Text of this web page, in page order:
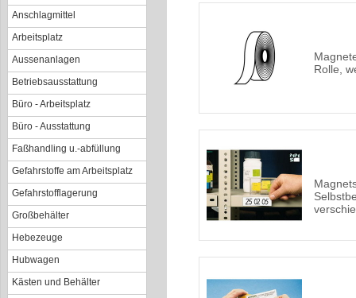
Anschlagmittel
Arbeitsplatz
Aussenanlagen
Betriebsausstattung
Büro - Arbeitsplatz
Büro - Ausstattung
Faßhandling u.-abfüllung
Gefahrstoffe am Arbeitsplatz
Gefahrstofflagerung
Großbehälter
Hebezeuge
Hubwagen
Kästen und Behälter
Rolle,